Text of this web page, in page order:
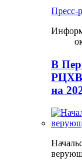
Пресс-
В
на